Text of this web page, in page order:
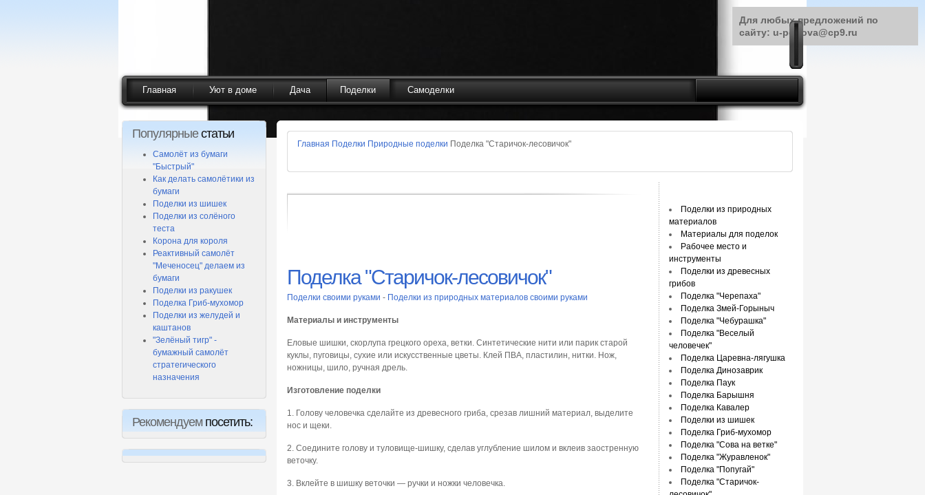
Главная Уют в доме Дача Поделки Самоделки
Популярныестатьи
Самолёт из бумаги
"Быстрый"
Как делать самолётики из
бумаги
Поделки из шишек
Поделки из солёного
теста
Корона для короля
Реактивный самолёт
"Меченосец" делаем из
бумаги
Поделки из ракушек
Поделка Гриб-мухомор
Поделки из желудей и
каштанов
"Зелёный тигр" -
бумажный самолёт
стратегического
назначения
Рекомендуемпосетить:
Главная Поделки Природные поделки Поделка "Старичок-лесовичок"
Поделки из природных
материалов
Материалы для поделок
Рабочее место и
инструменты
Поделки из древесных
грибов
Поделка "Черепаха"
Поделка Змей-Горыныч
Поделка "Чебурашка"
Поделка "Веселый
человечек"
Поделка Царевна-лягушка
Поделка Динозаврик
Поделка Паук
Поделка Барышня
Поделка Кавалер
Поделки из шишек
Поделка Гриб-мухомор
Поделка "Сова на ветке"
Поделка "Журавленок"
Поделка "Попугай"
Поделка "Старичок-
Поделка "Старичок-лесовичок"
Поделки своими руками - Поделки из природных материалов своими руками
Материалы и инструменты
Еловые шишки, скорлупа грецкого ореха, ветки. Синтетические нити или парик старой
куклы, пуговицы, сухие или искусственные цветы. Клей ПВА, пластилин, нитки. Нож,
ножницы, шило, ручная дрель.
Изготовление поделки
1. Голову человечка сделайте из древесного гриба, срезав лишний материал, выделите
нос и щеки.
2. Соедините голову и туловище-шишку, сделав углубление шилом и вклеив заостренную
веточку.
3. Вклейте в шишку веточки — ручки и ножки человечка.
Для любых предложений по
сайту: u-petrova@cp9.ru